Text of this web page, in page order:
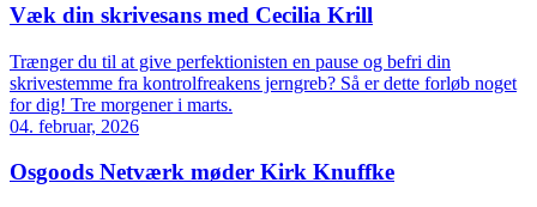
Væk din skrivesans med Cecilia Krill
Trænger du til at give perfektionisten en pause og befri din
skrivestemme fra kontrolfreakens jerngreb? Så er dette forløb noget
for dig! Tre morgener i marts.
04. februar, 2026
Osgoods Netværk møder Kirk Knuffke